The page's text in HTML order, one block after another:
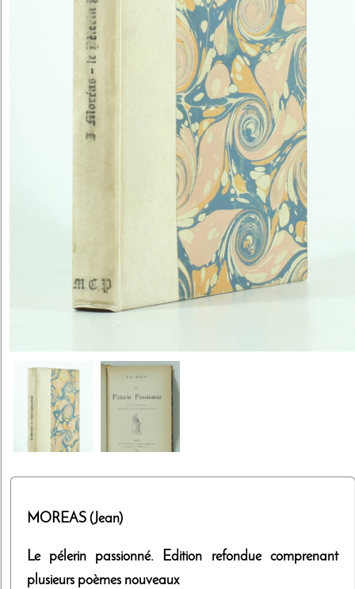
MOREAS (Jean)
Le pélerin passionné. Edition refondue comprenant
plusieurs poèmes nouveaux